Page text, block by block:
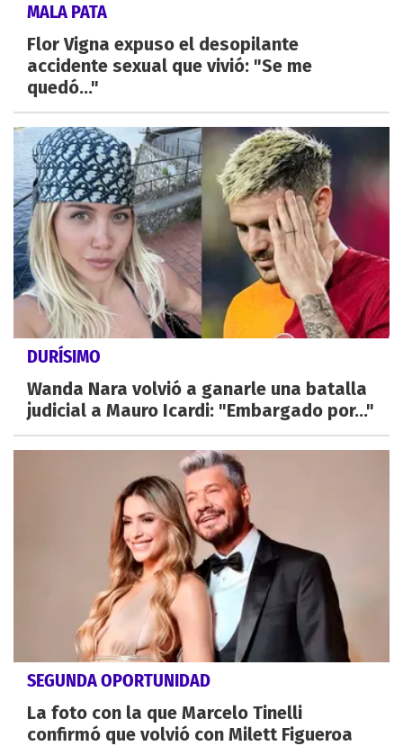
MALA PATA
Flor Vigna expuso el desopilante
accidente sexual que vivió: "Se me
quedó..."
DURÍSIMO
Wanda Nara volvió a ganarle una batalla
judicial a Mauro Icardi: "Embargado por..."
SEGUNDA OPORTUNIDAD
La foto con la que Marcelo Tinelli
confirmó que volvió con Milett Figueroa